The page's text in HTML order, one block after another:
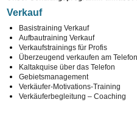
Verkauf
Basistraining Verkauf
Aufbautraining Verkauf
Verkaufstrainings für Profis
Überzeugend verkaufen am Telefon
Kaltakquise über das Telefon
Gebietsmanagement
Verkäufer-Motivations-Training
Verkäuferbegleitung – Coaching